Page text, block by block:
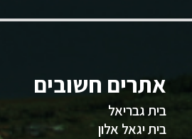
אתרים חשובים
בית גבריאל
בית יגאל אלון